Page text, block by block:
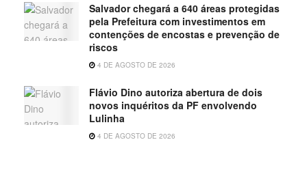
Salvador chegará a 640 áreas protegidas
pela Prefeitura com investimentos em
contenções de encostas e prevenção de
riscos
4 DE AGOSTO DE 2026
Flávio Dino autoriza abertura de dois
novos inquéritos da PF envolvendo
Lulinha
4 DE AGOSTO DE 2026